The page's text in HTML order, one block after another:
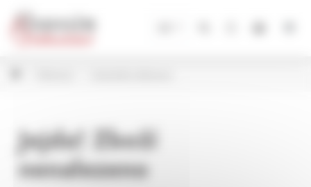
Jejda! Zboží
nenalezeno
Panel pro správu cookies